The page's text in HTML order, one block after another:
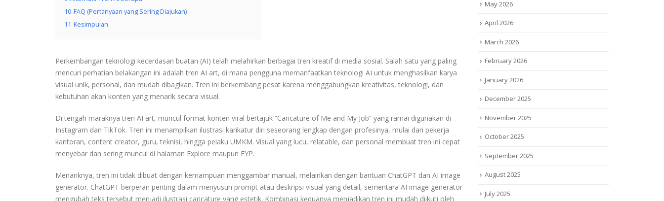
10 FAQ (Pertanyaan yang Sering Diajukan)
11 Kesimpulan
Perkembangan teknologi kecerdasan buatan (AI) telah melahirkan berbagai tren kreatif di media sosial. Salah satu yang paling
mencuri perhatian belakangan ini adalah tren AI art, di mana pengguna memanfaatkan teknologi AI untuk menghasilkan karya
visual unik, personal, dan mudah dibagikan. Tren ini berkembang pesat karena menggabungkan kreativitas, teknologi, dan
kebutuhan akan konten yang menarik secara visual.
Di tengah maraknya tren AI art, muncul format konten viral bertajuk “Caricature of Me and My Job” yang ramai digunakan di
Instagram dan TikTok. Tren ini menampilkan ilustrasi karikatur diri seseorang lengkap dengan profesinya, mulai dari pekerja
kantoran, content creator, guru, teknisi, hingga pelaku UMKM. Visual yang lucu, relatable, dan personal membuat tren ini cepat
menyebar dan sering muncul di halaman Explore maupun FYP.
Menariknya, tren ini tidak dibuat dengan kemampuan menggambar manual, melainkan dengan bantuan ChatGPT dan AI image
generator. ChatGPT berperan penting dalam menyusun prompt atau deskripsi visual yang detail, sementara AI image generator
mengubah teks tersebut menjadi ilustrasi caricature yang estetik. Kombinasi keduanya menjadikan tren ini mudah diikuti oleh
May 2026
April 2026
March 2026
February 2026
January 2026
December 2025
November 2025
October 2025
September 2025
August 2025
July 2025